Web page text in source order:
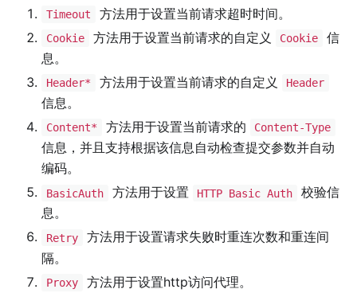
Timeout 方法用于设置当前请求超时时间。
Cookie 方法用于设置当前请求的自定义 Cookie
信
息。
Header* 方法用于设置当前请求的自定义 Header
信息。
Content* 方法用于设置当前请求的 Content-Type
信息，并且支持根据该信息自动检查提交参数并自动
编码。
BasicAuth 方法用于设置 HTTP Basic Auth
校验信
息。
Retry
方法用于设置请求失败时重连次数和重连间
隔。
Proxy 方法用于设置http访问代理。